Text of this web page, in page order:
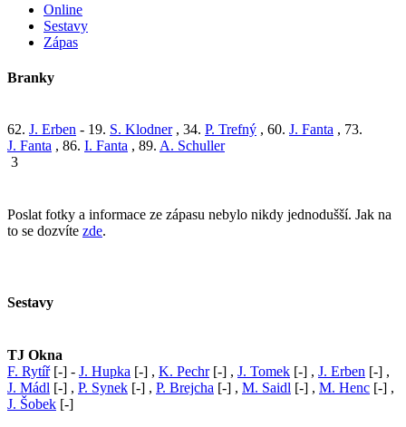
Online
Sestavy
Zápas
Branky
62. J. Erben - 19. S. Klodner, 34. P. Trefný , 60. J. Fanta , 73.
J. Fanta , 86. I. Fanta , 89. A. Schuller
3
Poslat fotky a informace ze zápasu nebylo nikdy jednodušší. Jak na
to se dozvíte zde.
Sestavy
TJ Okna
F. Rytíř[-] - J. Hupka [-] , K. Pechr[-] , J. Tomek [-] , J. Erben [-] ,
J. Mádl [-] , P. Synek [-] , P. Brejcha [-] , M. Saidl [-] , M. Henc [-] ,
J. Šobek [-]